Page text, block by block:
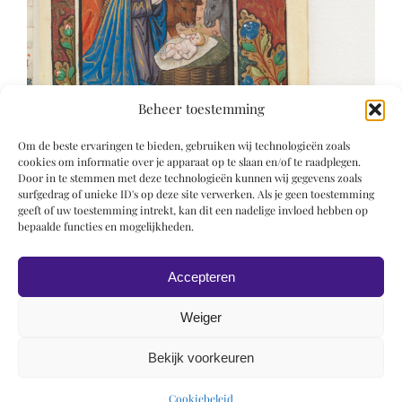
Beheer toestemming
Om de beste ervaringen te bieden, gebruiken wij technologieën zoals
cookies om informatie over je apparaat op te slaan en/of te raadplegen.
Door in te stemmen met deze technologieën kunnen wij gegevens zoals
surfgedrag of unieke ID's op deze site verwerken. Als je geen toestemming
geeft of uw toestemming intrekt, kan dit een nadelige invloed hebben op
bepaalde functies en mogelijkheden.
Accepteren
Weiger
Bekijk voorkeuren
Cookiebeleid
© 2019 Roel Wiechers | Powered by